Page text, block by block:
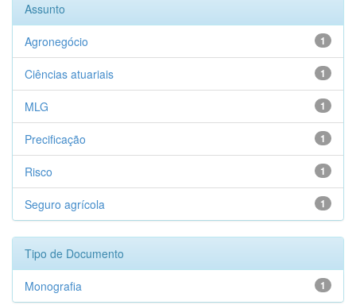
Assunto
1
Agronegócio
1
Ciências atuariais
1
MLG
1
Precificação
1
Risco
1
Seguro agrícola
Tipo de Documento
1
Monografia